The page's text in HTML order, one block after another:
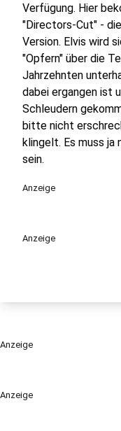
Anzeige
Verfügung. Hier
"Directors-Cut" -
Version. Elvis wird
"Opfern" über die
Jahrzehnten
dabei ergangen ist
Schleudern
bitte nicht
klingelt. Es muss ja
sein.
Anzeige
Anzeige
Anzeige